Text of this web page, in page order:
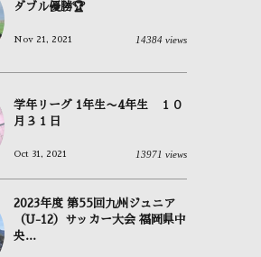
ダブル優勝🏆
Nov 21, 2021 14384 views
学年リーグ 1年生〜4年生 １０
月３１日
Oct 31, 2021 13971 views
2023年度 第55回九州ジュニア
（U-12）サッカー大会 福岡県中
央...